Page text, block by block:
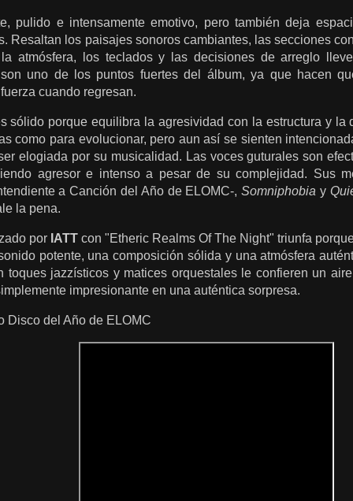
pulido e intensamente emotivo, pero también deja
Resaltan los paisajes sonoros cambiantes, las secciones
atmósfera, los teclados y las decisiones de arreglo
uno de los puntos fuertes del álbum, ya que hacen
cuando regresan.
sólido porque equilibra la agresividad con la estructura y la
como para evolucionar, pero aun así se sienten
elogiada por su musicalidad. Las voces guturales son
agresor e intenso a pesar de su complejidad. Sus
a Canción del Año de ELOMC-,Somniphobia y
la pena.
por IATT con "Etheric Realms Of The Night" triunfa
potente, una composición sólida y una atmósfera
toques jazzísticos y matices orquestales le confieren un
impresionante en una auténtica sorpresa.
Disco del Año de ELOMC